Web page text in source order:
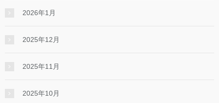
2026年1月
2025年12月
2025年11月
2025年10月